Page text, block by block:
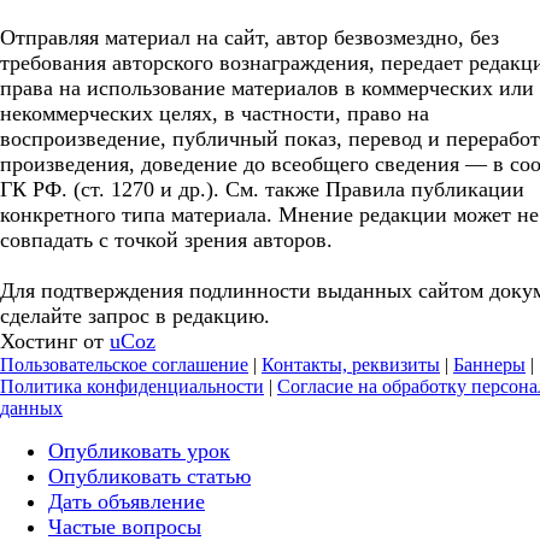
Отправляя материал на сайт, автор безвозмездно, без
требования авторского вознаграждения, передает
права на использование материалов в коммерческих или
некоммерческих целях, в частности, право на
воспроизведение, публичный показ, перевод и
произведения, доведение до всеобщего сведения — в
ГК РФ. (ст. 1270 и др.). См. также Правила публикации
конкретного типа материала. Мнение редакции может не
совпадать с точкой зрения авторов.
Для подтверждения подлинности выданных сайтом
сделайте запрос в редакцию.
Хостинг от uCoz
Пользовательское соглашение | Контакты, реквизиты | Баннеры |
Политика конфиденциальности | Согласие на обработку
данных
Опубликовать урок
Опубликовать статью
Дать объявление
Частые вопросы